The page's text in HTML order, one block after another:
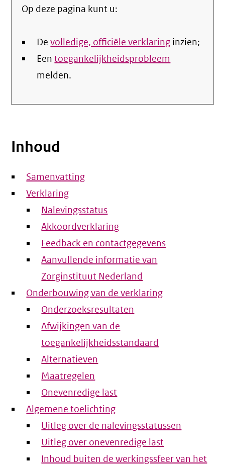
Op deze pagina kunt u:
Devolledige, officiële verklaring inzien;
Eentoegankelijkheidsprobleem
melden.
Inhoud
Samenvatting
Verklaring
Nalevingsstatus
Akkoordverklaring
Feedback en contactgegevens
Aanvullende informatie van
Zorginstituut Nederland
Onderbouwing van de verklaring
Onderzoeksresultaten
Afwijkingen van de
toegankelijkheidsstandaard
Alternatieven
Maatregelen
Onevenredige last
Algemene toelichting
Uitleg over de nalevingsstatussen
Uitleg over onevenredige last
Inhoud buiten de werkingssfeer van het